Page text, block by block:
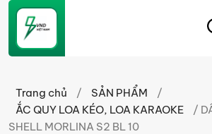
ẮC
CẦN
THƠ
Ắc
Cần
Thơ
Trang chủ / SẢN PHẨM
/
ẮC QUY LOA KÉO, LOA KARAOKE
/
SHELL MORLINA S2 BL 10